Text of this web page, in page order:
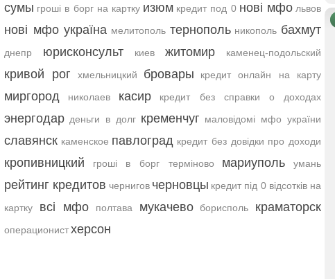
сумы гроші в борг на картку изюм кредит под 0 нові мфо львов
нові мфо україна мелитополь тернополь никополь бахмут
днепр юрисконсульт киев житомир каменец-подольский
кривой рог хмельницкий бровары кредит онлайн на карту
миргород николаев касир кредит без справки о доходах
энергодар деньги в долг кременчуг маловідомі мфо україни
славянск каменское павлоград кредит без довідки про доходи
кропивницкий гроші в борг терміново мариуполь умань
рейтинг кредитов чернигов черновцы кредит під 0 відсотків на
картку
всі мфо полтава мукачево борисполь краматорск
операционистхерсон